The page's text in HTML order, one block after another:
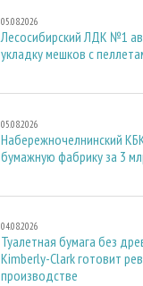
05.08.2026
Лесосибирский ЛДК №1
укладку мешков с
05.08.2026
Набережночелнинский
бумажную фабрику за 3
04.08.2026
Туалетная бумага без
Kimberly-Clark готовит
производстве